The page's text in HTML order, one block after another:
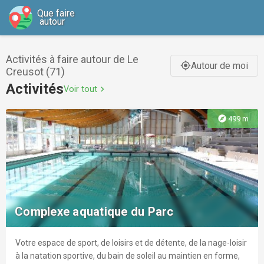
Que faire
autour
Activités à faire autour de Le
Creusot (71)
gps_fixedAutour de moi
ActivitésVoir tout chevron_right
explore499 m
Complexe aquatique du Parc
Votre espace de sport, de loisirs et de détente, de la nage-loisir
à la natation sportive, du bain de soleil au maintien en forme,